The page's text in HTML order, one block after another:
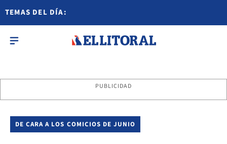
TEMAS DEL DÍA:
PUBLICIDAD
DE CARA A LOS COMICIOS DE JUNIO